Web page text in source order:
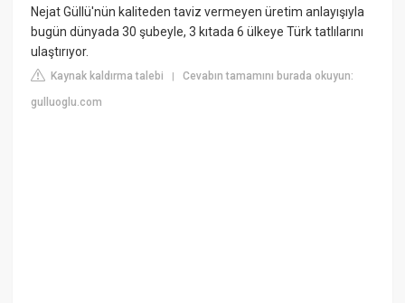
Nejat Güllü'nün kaliteden taviz vermeyen üretim anlayışıyla
bugün dünyada 30 şubeyle, 3 kıtada 6 ülkeye Türk tatlılarını
ulaştırıyor.
Kaynak kaldırma talebi |Cevabın tamamını burada okuyun:
gulluoglu.com